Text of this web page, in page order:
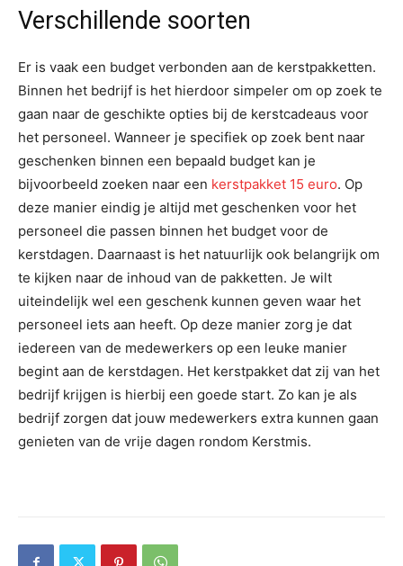
Verschillende soorten
Er is vaak een budget verbonden aan de kerstpakketten.
Binnen het bedrijf is het hierdoor simpeler om op zoek te
gaan naar de geschikte opties bij de kerstcadeaus voor
het personeel. Wanneer je specifiek op zoek bent naar
geschenken binnen een bepaald budget kan je
bijvoorbeeld zoeken naar een kerstpakket 15 euro. Op
deze manier eindig je altijd met geschenken voor het
personeel die passen binnen het budget voor de
kerstdagen. Daarnaast is het natuurlijk ook belangrijk om
te kijken naar de inhoud van de pakketten. Je wilt
uiteindelijk wel een geschenk kunnen geven waar het
personeel iets aan heeft. Op deze manier zorg je dat
iedereen van de medewerkers op een leuke manier
begint aan de kerstdagen. Het kerstpakket dat zij van het
bedrijf krijgen is hierbij een goede start. Zo kan je als
bedrijf zorgen dat jouw medewerkers extra kunnen gaan
genieten van de vrije dagen rondom Kerstmis.